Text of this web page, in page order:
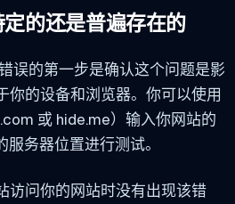
的还是普遍存在的
误的第一步是确认这个问题是影
你的设备和浏览器。你可以使用
或 hide.me）输入你网站的
务器位置进行测试。
访问你的网站时没有出现该错